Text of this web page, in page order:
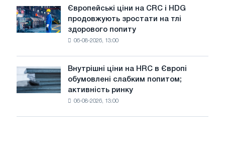
зростання
цін
нову
ріжучу
машину
Європейські
ціни
на
продовжують
зростати
на
здорового
Європейські ціни на CRC і HDG
продовжують зростати на тлі
здорового попиту
06-08-2026, 13:00
Внутрішні
ціни
на
Внутрішні ціни на HRC в Європі
обумовлені слабким попитом;
активність ринку
06-08-2026, 13:00